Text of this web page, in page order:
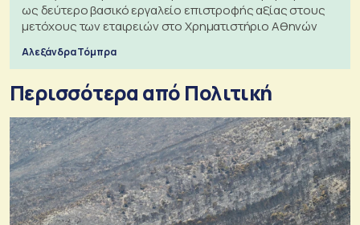
ως δεύτερο βασικό εργαλείο επιστροφής αξίας στους
μετόχους των εταιρειών στο Χρηματιστήριο Αθηνών
Αλεξάνδρα Τόμπρα
Περισσότερα από Πολιτική